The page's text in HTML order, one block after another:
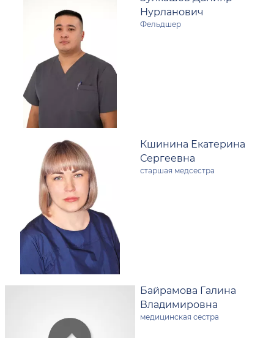
Нурланович
Фельдшер
Кшинина Екатерина
Сергеевна
старшая медсестра
Байрамова Галина
Владимировна
медицинская сестра